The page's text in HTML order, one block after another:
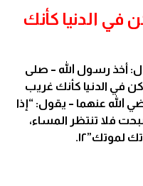
في الدنيا كأنك
أخذ رسول الله – صلى
في الدنيا كأنك غريب
الله عنهما – يقول: “إذا
فلا تنتظر المساء،